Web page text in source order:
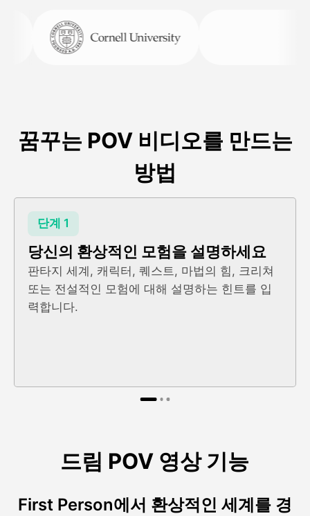
꿈꾸는 POV 비디오를 만드는
방법
단계 1
당신의 환상적인 모험을 설명하세요
판타지 세계, 캐릭터, 퀘스트, 마법의 힘, 크리쳐
또는 전설적인 모험에 대해 설명하는 힌트를 입
력합니다.
드림 POV 영상 기능
First Person에서 환상적인 세계를 경